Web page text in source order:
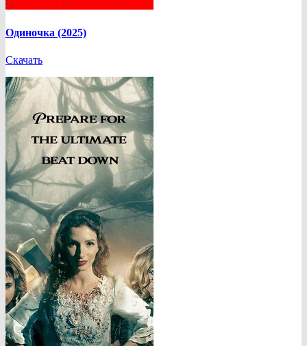
Одиночка (2025)
Скачать